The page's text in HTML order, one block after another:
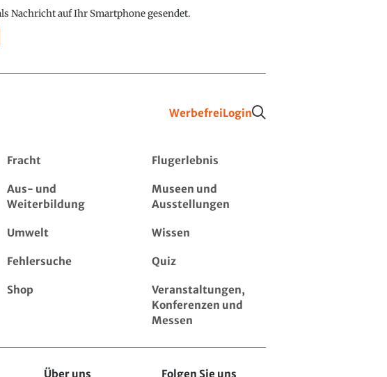
Nachricht auf Ihr Smartphone gesendet.
WerbefreiLogin
Fracht Flugerlebnis
Aus- und
Weiterbildung
Museen und
Ausstellungen
Umwelt Wissen
Fehlersuche Quiz
Shop
Veranstaltungen,
Konferenzen und
Messen
Über uns Folgen Sie uns